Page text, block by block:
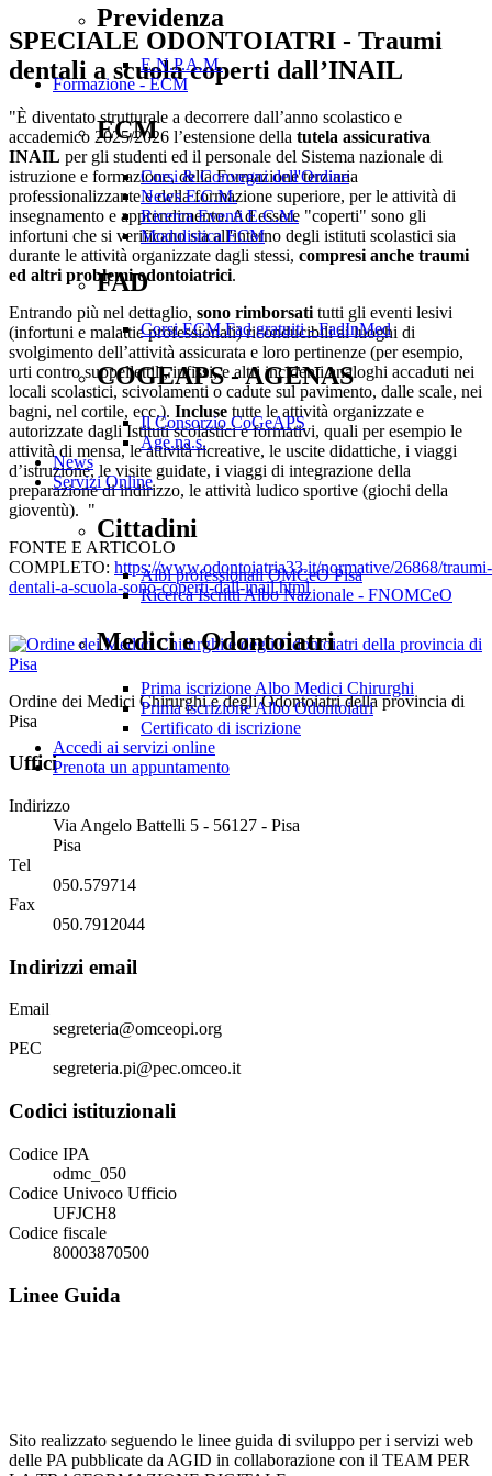
Previdenza
E.N.P.A.M.
Formazione - ECM
ECM
Corsi & Convegni dell'Ordine
News E.C.M.
Ricerca Eventi E.C.M.
Modulistica ECM
FAD
Corsi ECM Fad gratuiti - FadInMed
COGEAPS - AGENAS
Il Consorzio CoGeAPS
Age.na.s.
News
Servizi Online
Cittadini
Albi professionali OMCeO Pisa
Ricerca Iscritti Albo Nazionale - FNOMCeO
Medici e Odontoiatri
Prima iscrizione Albo Medici Chirurghi
Prima iscrizione Albo Odontoiatri
Certificato di iscrizione
Accedi ai servizi online
Prenota un appuntamento
SPECIALE ODONTOIATRI - Traumi
dentali a scuola coperti dall’INAIL
"È diventato strutturale a decorrere dall’anno scolastico e
accademico 2025/2026 l’estensione della tutela assicurativa
INAIL per gli studenti ed il personale del Sistema nazionale di
istruzione e formazione, della Formazione terziaria
professionalizzante e della formazione superiore, per le attività di
insegnamento e apprendimento. Ad essere "coperti" sono gli
infortuni che si verificano sia all'interno degli istituti scolastici sia
durante le attività organizzate dagli stessi, compresi anche traumi
ed altri problemi odontoiatrici.
Entrando più nel dettaglio, sono rimborsati tutti gli eventi lesivi
(infortuni e malattie professionali) riconducibili ai luoghi di
svolgimento dell’attività assicurata e loro pertinenze (per esempio,
urti contro suppellettili, infissi, e altri incidenti analoghi accaduti nei
locali scolastici, scivolamenti o cadute sul pavimento, dalle scale, nei
bagni, nel cortile, ecc.). Incluse tutte le attività organizzate e
autorizzate dagli Istituti scolastici e formativi, quali per esempio le
attività di mensa, le attività ricreative, le uscite didattiche, i viaggi
d’istruzione, le visite guidate, i viaggi di integrazione della
preparazione di indirizzo, le attività ludico sportive (giochi della
gioventù). "
FONTE E ARTICOLO
COMPLETO: https://www.odontoiatria33.it/normative/26868/traumi-
dentali-a-scuola-sono-coperti-dall-inail.html
Ordine dei Medici Chirurghi e degli Odontoiatri della provincia di
Pisa
Uffici
Indirizzo
Via Angelo Battelli 5 - 56127 - Pisa
Pisa
Tel
050.579714
Fax
050.7912044
Indirizzi email
Email
segreteria@omceopi.org
PEC
segreteria.pi@pec.omceo.it
Codici istituzionali
Codice IPA
odmc_050
Codice Univoco Ufficio
UFJCH8
Codice fiscale
80003870500
Linee Guida
Sito realizzato seguendo le linee guida di sviluppo per i servizi web
delle PA pubblicate da AGID in collaborazione con il TEAM PER